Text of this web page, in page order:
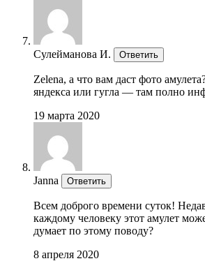
Сулейманова И. Ответить
Zelena, а что вам даст фото
яндекса или гугла — там полно
19 марта 2020
Janna Ответить
Всем доброго времени суток!
каждому человеку этот амулет
думает по этому поводу?
8 апреля 2020